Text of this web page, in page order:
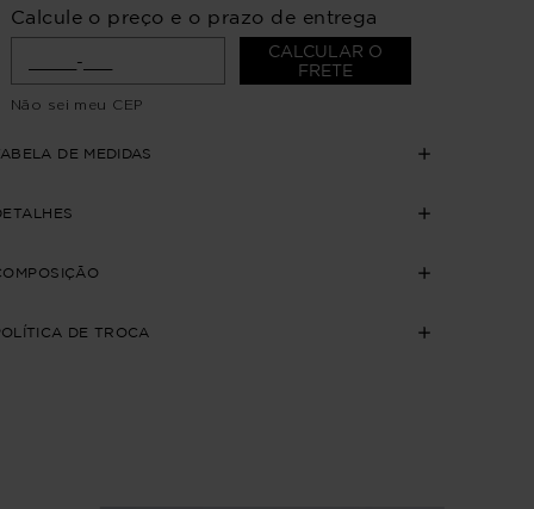
Calcule o preço e o prazo de entrega
CALCULAR O
FRETE
Não sei meu CEP
DE MEDIDAS
DE TROCA